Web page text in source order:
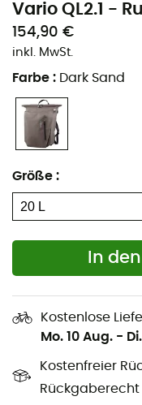
Vario QL2.1 -
154,90 €
inkl. MwSt.
Farbe : Dark Sand
Größe :
In
Kostenlose
Mo. 10 Aug. -
Kostenfreier
Rückgaberecht